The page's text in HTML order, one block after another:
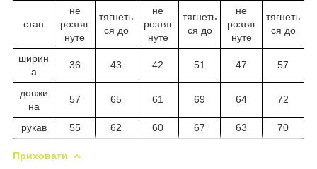
стан
не
розтяг
нуте
тягнеть
ся до
не
розтяг
нуте
тягнеть
ся до
не
розтяг
нуте
тягнеть
ся до
ширин
а
36 43 42 51 47 57
довжи
на
57 65 61 69 64 72
рукав 55 62 60 67 63 70
Приховати